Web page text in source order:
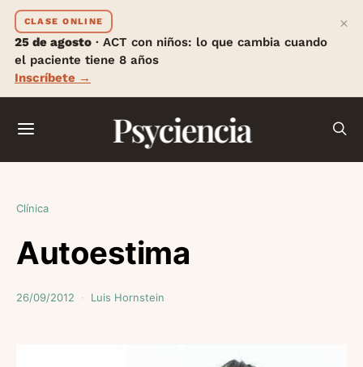
CLASE ONLINE
25 de agosto · ACT con niños: lo que cambia cuando
el paciente tiene 8 años
Inscríbete →
×
Psyciencia
Clínica
Autoestima
26/09/2012 Luis Hornstein